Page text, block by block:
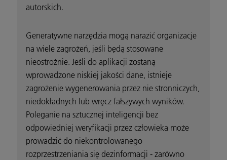
autorskich.
Generatywne narzędzia mogą narazić organizacje
na wiele zagrożeń, jeśli będą stosowane
nieostrożnie. Jeśli do aplikacji zostaną
wprowadzone niskiej jakości dane, istnieje
zagrożenie wygenerowania przez nie stronniczych,
niedokładnych lub wręcz fałszywych wyników.
Poleganie na sztucznej inteligencji bez
odpowiedniej weryfikacji przez człowieka może
prowadzić do niekontrolowanego
rozprzestrzeniania się dezinformacji - zarówno